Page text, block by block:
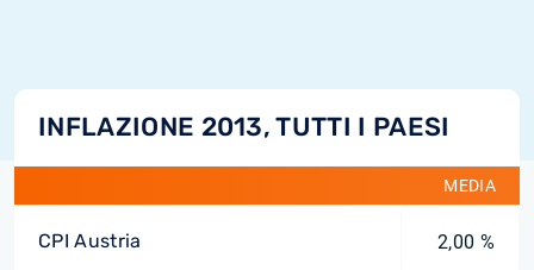
INFLAZIONE 2013, TUTTI I PAESI
MEDIA
CPI Austria 2,00 %